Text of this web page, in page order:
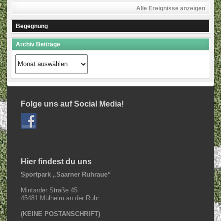
Alle Ereignisse anzeigen
Begegnung
Archiv Beiträge
Archiv
Beiträge
Folge uns auf Social Media!
Hier findest du uns
Sportpark „Saarner Ruhraue“
Mintarder Straße 45
45481 Mülheim an der Ruhr
(KEINE POSTANSCHRIFT)